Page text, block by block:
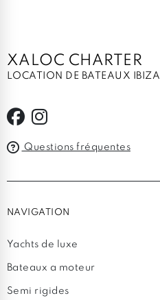
XALOC CHARTER
LOCATION DE BATEAUX IBIZA
Questions fréquentes
NAVIGATION
Yachts de luxe
Bateaux a moteur
Semi rigides